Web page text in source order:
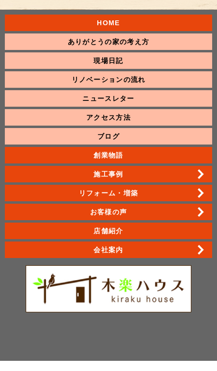
HOME
ありがとうの家の考え方
現場日記
リノベーションの流れ
ニュースレター
アクセス方法
ブログ
創業物語
施工事例
リフォーム・増築
お客様の声
店舗紹介
会社案内